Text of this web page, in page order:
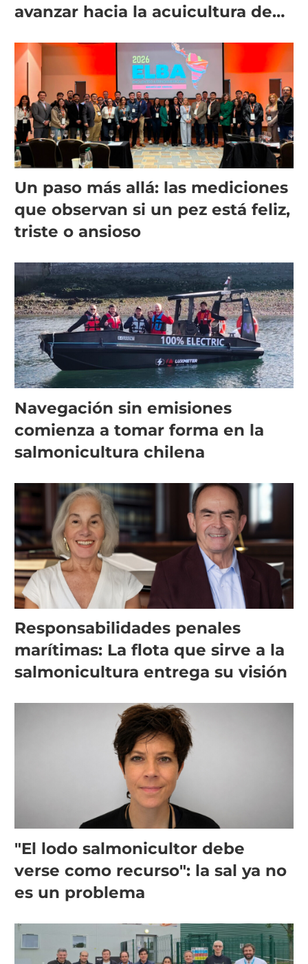
avanzar hacia la acuicultura de
Un paso más allá: las mediciones
que observan si un pez está feliz,
triste o ansioso
Navegación sin emisiones
comienza a tomar forma en la
salmonicultura chilena
Responsabilidades penales
marítimas: La flota que sirve a la
salmonicultura entrega su visión
"El lodo salmonicultor debe
verse como recurso": la sal ya no
es un problema